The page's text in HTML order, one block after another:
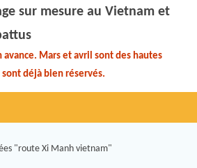
sur mesure au Vietnam et
avance. Mars et avril sont des hautes
déjà bien réservés.
"route Xi Manh vietnam"